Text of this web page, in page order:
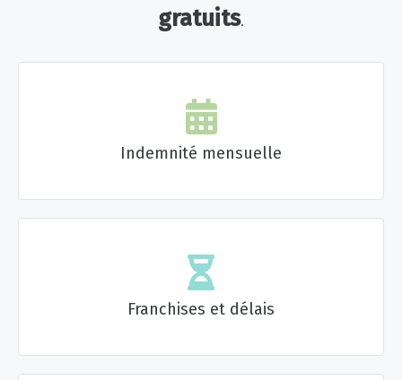
gratuits.
Indemnité mensuelle
Franchises et délais